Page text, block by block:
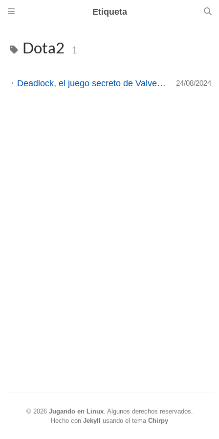
Etiqueta
Dota2 1
Deadlock, el juego secreto de Valve menos secreto de todos 24/08/2024
© 2026 Jugando en Linux. Algunos derechos reservados.
Hecho con Jekyll usando el tema Chirpy